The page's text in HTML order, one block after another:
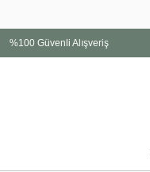
%100 Güvenli Alışveriş